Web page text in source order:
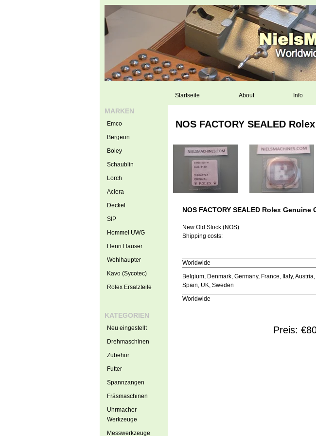
Startseite About Info
NOS FACTORY SEALED
NOS FACTORY SEALED Rolex
New Old Stock (NOS)
Shipping costs:
Worldwide
Belgium, Denmark, Germany, France, Italy, Austria,
Spain, UK, Sweden
Worldwide
Preis:
MARKEN
Emco
Bergeon
Boley
Schaublin
Lorch
Aciera
Deckel
SIP
Hommel UWG
Henri Hauser
Wohlhaupter
Kavo (Sycotec)
Rolex Ersatzteile
KATEGORIEN
Neu eingestellt
Drehmaschinen
Zubehör
Futter
Spannzangen
Fräsmaschinen
Uhrmacher
Werkzeuge
Messwerkzeuge